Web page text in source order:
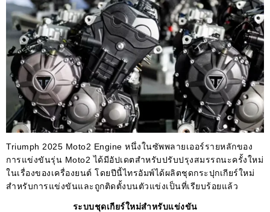
Triumph 2025 Moto2 Engine หนึ่งในซัพพลายเออร์รายหลักของ
การแข่งขันรุ่น Moto2 ได้มีอัปเดตสำหรับปรับปรุงสมรรถนะครั้งใหม่
ในเรื่องของเครื่องยนต์ โดยปีนี้ไทรอัมพ์ได้ผลิตชุดกระปุกเกียร์ใหม่
สำหรับการแข่งขันและถูกติดตั้งบนตัวแข่งเป็นที่เรียบร้อยแล้ว
ระบบชุดเกียร์ใหม่สำหรับแข่งขัน